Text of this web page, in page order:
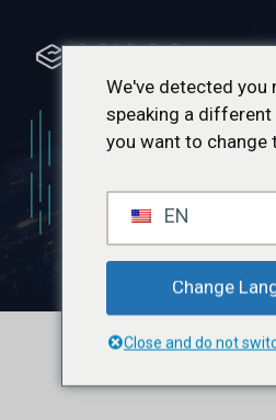
contenido
Ayuda y
We've detected you
speaking a different
you want to change
EN
Change
Close and do not